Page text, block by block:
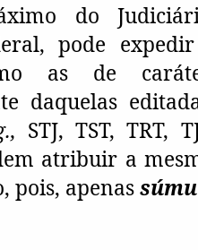
do
pode
as de
daquelas
STJ, TST, TRT,
atribuir a
pois, apenas